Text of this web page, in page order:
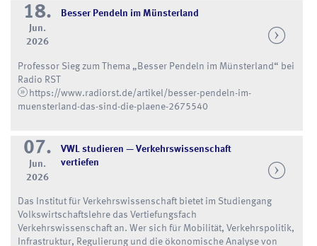
18.
Jun.
2026
Besser Pendeln im Münsterland
Professor Sieg zum Thema „Besser Pendeln im Münsterland“ bei
Radio RST
https://www.radiorst.de/artikel/besser-pendeln-im-
muensterland-das-sind-die-plaene-2675540
07.
Jun.
2026
VWL studieren — Verkehrswissenschaft
vertiefen
Das Institut für Verkehrswissenschaft bietet im Studiengang
Volkswirtschaftslehre das Vertiefungsfach
Verkehrswissenschaft an. Wer sich für Mobilität, Verkehrspolitik,
Infrastruktur, Regulierung und die ökonomische Analyse von